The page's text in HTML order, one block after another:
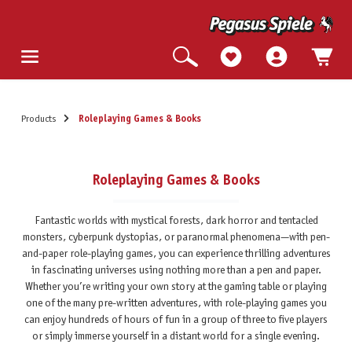
Products Roleplaying Games & Books
Roleplaying Games & Books
Fantastic worlds with mystical forests, dark horror and tentacled
monsters, cyberpunk dystopias, or paranormal phenomena—with pen-
and-paper role-playing games, you can experience thrilling adventures
in fascinating universes using nothing more than a pen and paper.
Whether you’re writing your own story at the gaming table or playing
one of the many pre-written adventures, with role-playing games you
can enjoy hundreds of hours of fun in a group of three to five players
or simply immerse yourself in a distant world for a single evening.